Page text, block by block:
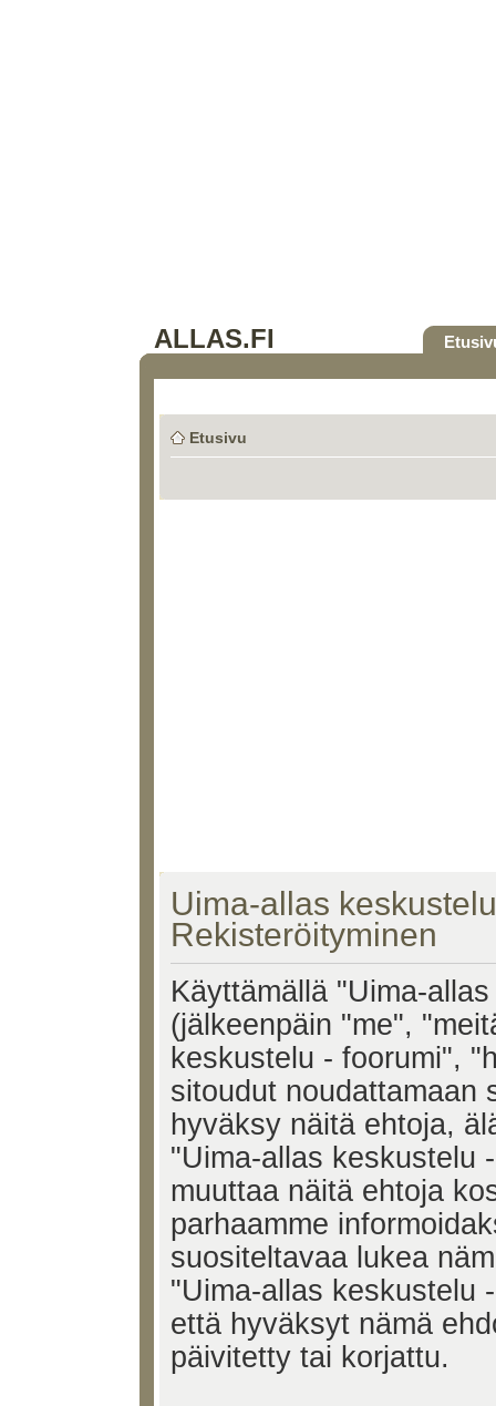
ALLAS.FI
Etusivu
Uima-allas
Rekisteröityminen
Käyttämällä "Uima-
(jälkeenpäin "me",
keskustelu - foorumi",
sitoudut noudattamaan
hyväksy näitä ehtoja,
"Uima-allas keskustelu
muuttaa näitä ehtoja
parhaamme
suositeltavaa lukea
"Uima-allas keskustelu
että hyväksyt nämä
päivitetty tai korjattu.